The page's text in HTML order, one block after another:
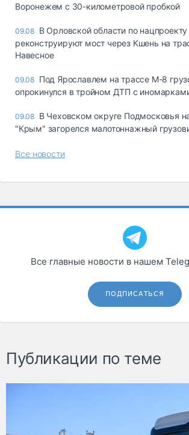
Воронежем с 30-километровой пробкой
09.08 В Орловской области по нацпроекту
реконструируют мост через Кшень на
Навесное
09.08 Под Ярославлем на трассе М-8
опрокинулся в тройном ДТП с
09.08 В Чеховском округе Подмосковья
"Крым" загорелся малотоннажный
Все новости
Все главные новости в нашем
ПОДПИСАТЬСЯ
Публикации по теме